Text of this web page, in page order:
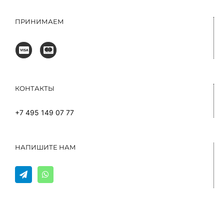
ПРИНИМАЕМ
КОНТАКТЫ
+7 495 149 07 77
НАПИШИТЕ НАМ